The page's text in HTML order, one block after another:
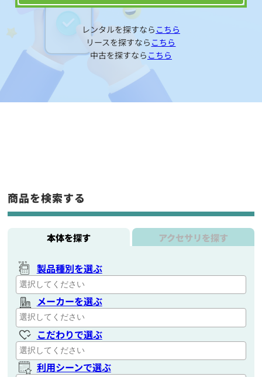
レンタルを探すなら こちら
リースを探すなら こちら
中古を探すなら こちら
商品を検索する
本体を探す アクセサリを探す
製品種別を選ぶ
メーカーを選ぶ
こだわりで選ぶ
利用シーンで選ぶ